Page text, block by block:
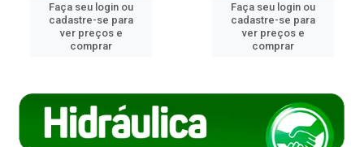
Faça seu login ou
cadastre-se para
ver preços e
comprar
Faça seu login ou
cadastre-se para
ver preços e
comprar